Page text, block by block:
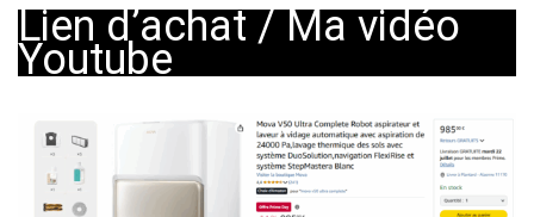
Lien d’achat/Ma vidéo
Youtube